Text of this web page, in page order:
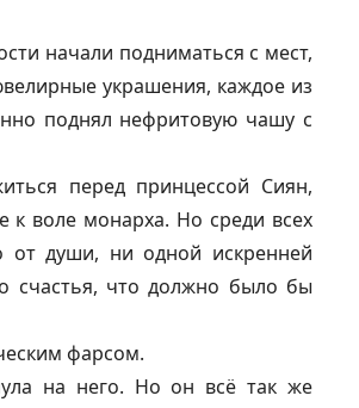
начали подниматься с мест,
украшения, каждое из
поднял нефритовую чашу с
перед принцессой Сиян,
к воле монарха. Но среди всех
от души, ни одной искренней
счастья, что должно было бы
фарсом.
на него. Но он всё так же